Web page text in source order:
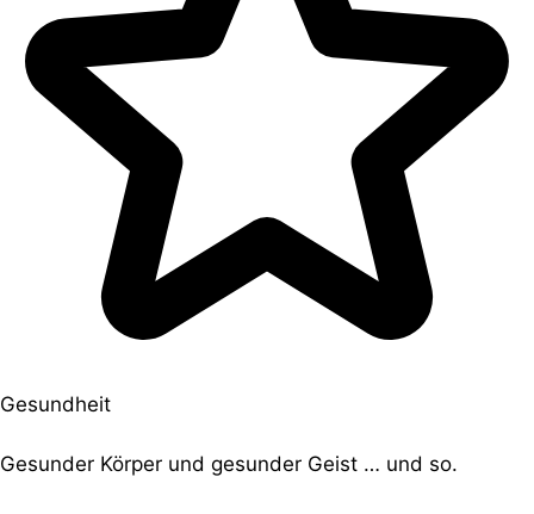
Gesundheit
Gesunder Körper und gesunder Geist … und so.